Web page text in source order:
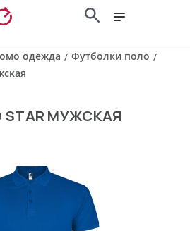
одежда / Футболки поло /
МУЖСКАЯ